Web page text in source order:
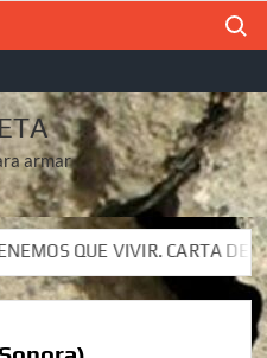
armar
CARTA DEL
CARTA DEL